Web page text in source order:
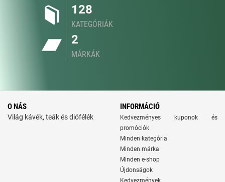
128
KATEGÓRIÁK
2
MÁRKÁK
O NÁS
Világ kávék, teák és diófélék
INFORMÁCIÓ
Kedvezményes kuponok és
promóciók
Minden kategória
Minden márka
Minden e-shop
Újdonságok
Kedvezmények